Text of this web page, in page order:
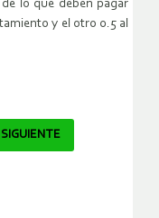
lo que deben pagar
y el otro 0.5 al